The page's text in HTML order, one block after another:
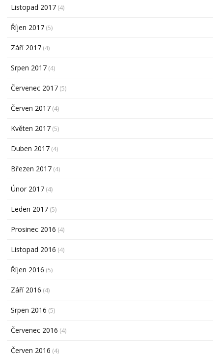
Listopad 2017 (4)
Říjen 2017 (5)
Září 2017 (4)
Srpen 2017 (4)
Červenec 2017 (5)
Červen 2017 (4)
Květen 2017 (5)
Duben 2017 (4)
Březen 2017 (4)
Únor 2017 (4)
Leden 2017 (5)
Prosinec 2016 (4)
Listopad 2016 (4)
Říjen 2016 (5)
Září 2016 (4)
Srpen 2016 (5)
Červenec 2016 (4)
Červen 2016 (4)